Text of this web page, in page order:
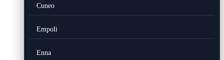
Cuneo
Empoli
Enna